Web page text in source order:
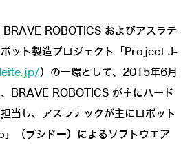
BRAVE ROBOTICS およびアスラテ
ボット製造プロジェクト「Project J-
）の一環として、2015年6月
BRAVE ROBOTICS が主にハード
当し、アスラテックが主にロボット
（ブシドー）によるソフトウエア